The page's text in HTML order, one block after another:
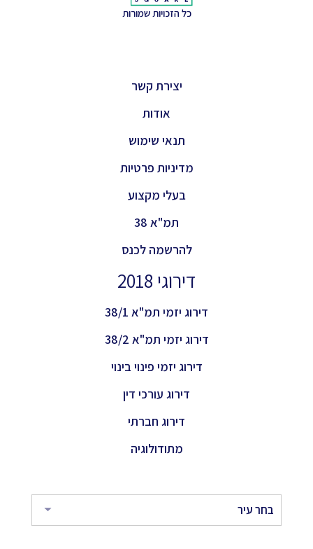
כל הזכויות שמורות
יצירת קשר
אודות
תנאי שימוש
מדיניות פרטיות
בעלי מקצוע
תמ"א 38
להרשמה לכנס
דירוגי 2018
דירוג יזמי תמ"א 38/1
דירוג יזמי תמ"א 38/2
דירוג יזמי פינוי בינוי
דירוג עורכי דין
דירוג חברתי
מתודולוגיה